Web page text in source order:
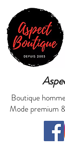
Boutique
Mode premium